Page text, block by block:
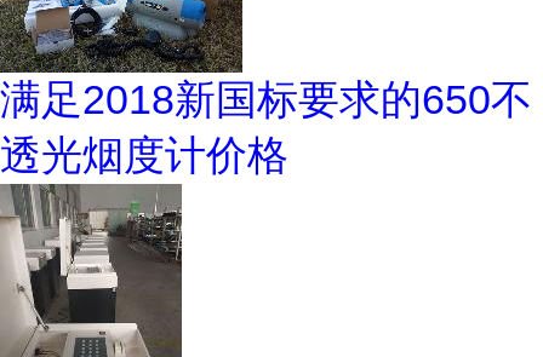
满足2018新国标要求的650不
透光烟度计价格